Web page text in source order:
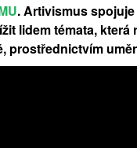
. Artivismus
lidem témata,
prostřednictvím